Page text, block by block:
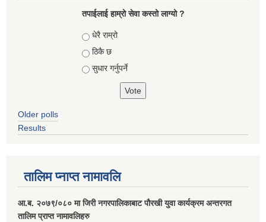
तपाईलाई हाम्रो सेवा कस्तो लाग्यो ?
Choices
धेरै राम्रो
ठिकै छ
सुधार गर्नुपर्ने
Older polls
Results
तालिम प्नाप्त नामावलि
आ.ब. २०७९/०८० मा जिरी नगरपालिकाबाट पौरखी युवा कार्यक्रम अन्तरगत
तालिम प्राप्त नामावलिहरु